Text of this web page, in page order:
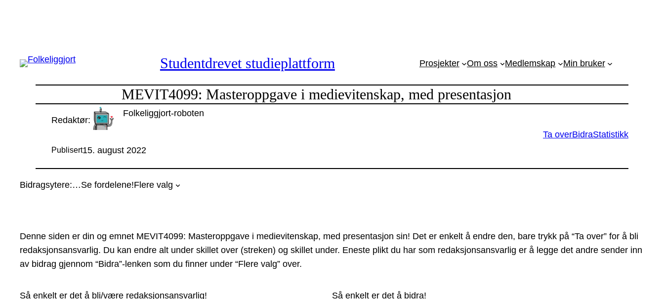
Studentdrevet studieplattform Prosjekter Om oss Medlemskap Min bruker
MEVIT4099: Masteroppgave i medievitenskap, med presentasjon
Redaktør:
Folkeliggjort-roboten
Publisert15. august 2022
Ta overBidraStatistikk
Bidragsytere:…Se fordelene!Flere valg
Denne siden er din og emnet MEVIT4099: Masteroppgave i medievitenskap, med presentasjon sin! Det er enkelt å endre den, bare trykk på “Ta over” for å bli
redaksjonsansvarlig. Du kan endre alt under skillet over (streken) og skillet under. Eneste plikt du har som redaksjonsansvarlig er å legge det andre sender inn
av bidrag gjennom “Bidra”-lenken som du finner under “Flere valg” over.
Så enkelt er det å bli/være redaksjonsansvarlig! Så enkelt er det å bidra!